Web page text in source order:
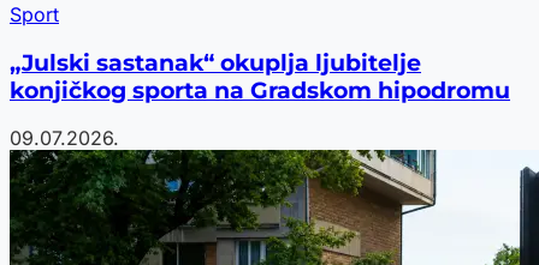
Sport
„Julski sastanak“ okuplja ljubitelje
konjičkog sporta na Gradskom hipodromu
09.07.2026.